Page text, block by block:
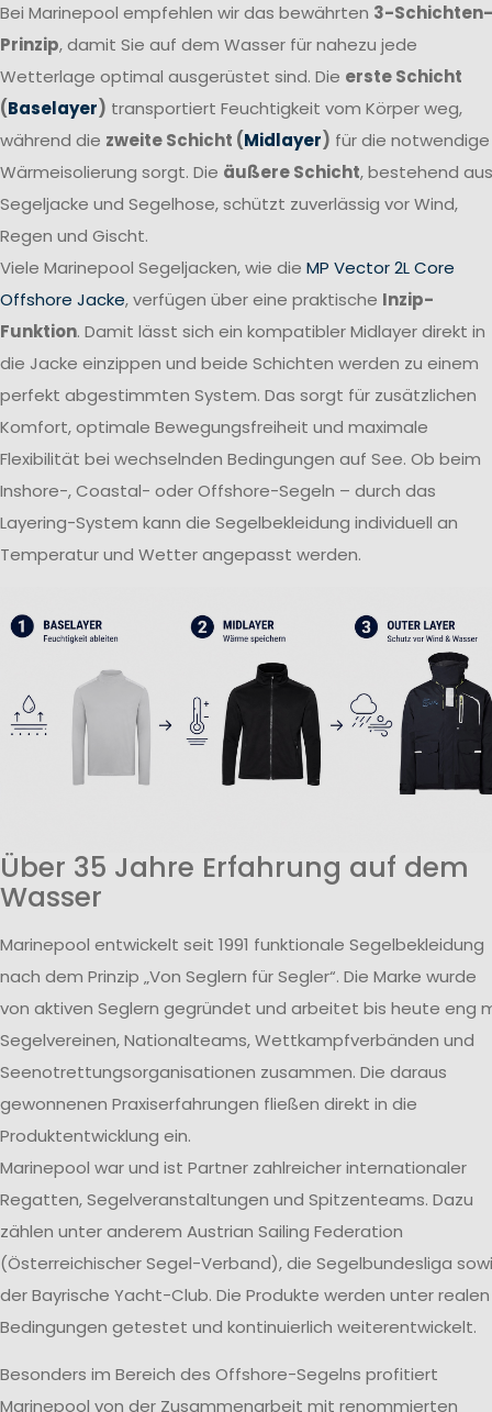
Bei Marinepool empfehlen wir das bewährten 3-Schichten-
Prinzip, damit Sie auf dem Wasser für nahezu jede
Wetterlage optimal ausgerüstet sind. Die erste Schicht
(Baselayer) transportiert Feuchtigkeit vom Körper weg,
während die zweite Schicht (Midlayer) für die notwendige
Wärmeisolierung sorgt. Die äußere Schicht, bestehend aus
Segeljacke und Segelhose, schützt zuverlässig vor Wind,
Regen und Gischt.
Viele Marinepool Segeljacken, wie die MP Vector 2L Core
Offshore Jacke, verfügen über eine praktische Inzip-
Funktion. Damit lässt sich ein kompatibler Midlayer direkt in
die Jacke einzippen und beide Schichten werden zu einem
perfekt abgestimmten System. Das sorgt für zusätzlichen
Komfort, optimale Bewegungsfreiheit und maximale
Flexibilität bei wechselnden Bedingungen auf See. Ob beim
Inshore-, Coastal- oder Offshore-Segeln – durch das
Layering-System kann die Segelbekleidung individuell an
Temperatur und Wetter angepasst werden.
Über 35 Jahre Erfahrung auf dem
Wasser
Marinepool entwickelt seit 1991 funktionale Segelbekleidung
nach dem Prinzip „Von Seglern für Segler“. Die Marke wurde
von aktiven Seglern gegründet und arbeitet bis heute eng
Segelvereinen, Nationalteams, Wettkampfverbänden und
Seenotrettungsorganisationen zusammen. Die daraus
gewonnenen Praxiserfahrungen fließen direkt in die
Produktentwicklung ein.
Marinepool war und ist Partner zahlreicher internationaler
Regatten, Segelveranstaltungen und Spitzenteams. Dazu
zählen unter anderem Austrian Sailing Federation
(Österreichischer Segel-Verband), die Segelbundesliga
der Bayrische Yacht-Club. Die Produkte werden unter realen
Bedingungen getestet und kontinuierlich weiterentwickelt.
Besonders im Bereich des Offshore-Segelns profitiert
Marinepool von der Zusammenarbeit mit renommierten